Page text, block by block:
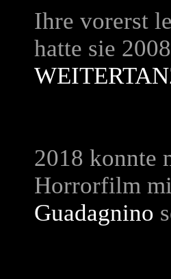
Ihre vorerst
hatte sie
2018 konnte
Horrorfilm
Guadagnino